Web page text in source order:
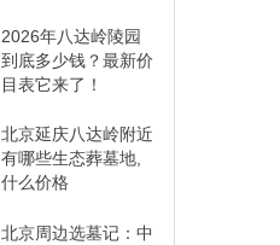
2026年八达岭陵园
到底多少钱？最新价
目表它来了！
北京延庆八达岭附近
有哪些生态葬墓地,
什么价格
北京周边选墓记：中